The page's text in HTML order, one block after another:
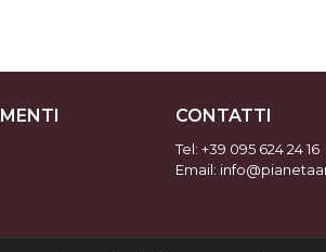
CONTATTI
Tel: +39 095 624 24 16
Email: